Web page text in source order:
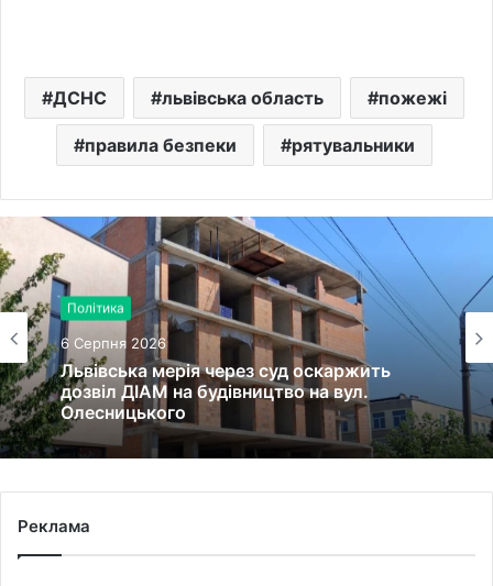
ДСНС львівська область пожежі
правила безпеки рятувальники
Політика
6 Серпня 2026
Львівська мерія через суд оскаржить
дозвіл ДІАМ на будівництво на вул.
Олесницького
Реклама